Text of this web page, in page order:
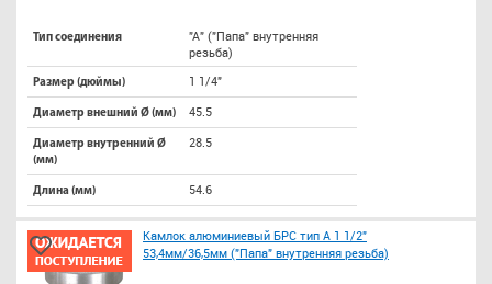
Тип соединения
"A" ("Папа" внутренняя
резьба)
Размер (дюймы) 1 1/4"
Диаметр внешний Ø (мм) 45.5
Диаметр внутренний Ø
(мм)
28.5
Длина (мм) 54.6
Камлок алюминиевый БРС тип A 1 1/2"
53,4мм/36,5мм ("Папа" внутренняя резьба)